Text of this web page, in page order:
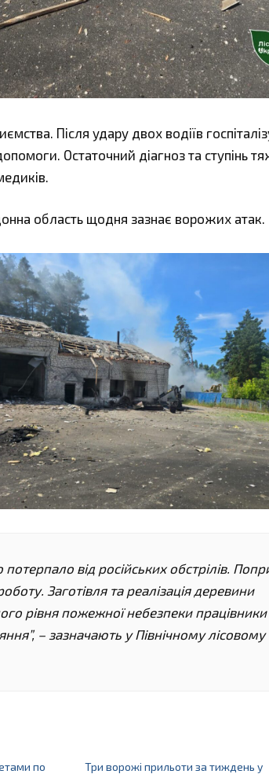
Після удару двох водіїв
Остаточний діагноз та ступінь
область щодня зазнає ворожих атак.
від російських обстрілів.
Заготівля та реалізація деревини
рівня пожежної небезпеки працівники
– зазначають у Північному лісовому
по
Три ворожі прильоти за тиждень у